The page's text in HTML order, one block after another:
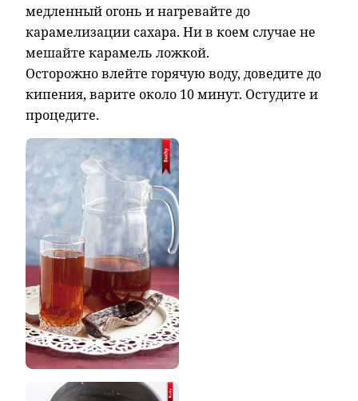
медленный огонь и нагревайте до
карамелизации сахара. Ни в коем случае не
мешайте карамель ложкой.
Осторожно влейте горячую воду, доведите до
кипения, варите около 10 минут. Остудите и
процедите.